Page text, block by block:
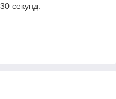
секунд.